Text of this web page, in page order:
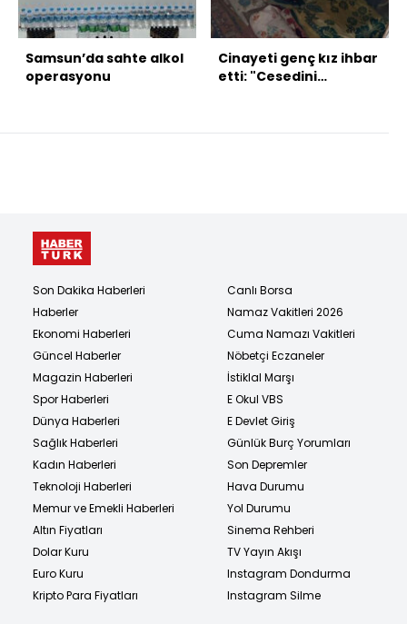
Samsun’da sahte alkol
operasyonu
Cinayeti genç kız ihbar
etti: "Cesedini
Son Dakika Haberleri
Haberler
Ekonomi Haberleri
Güncel Haberler
Magazin Haberleri
Spor Haberleri
Dünya Haberleri
Sağlık Haberleri
Kadın Haberleri
Teknoloji Haberleri
Memur ve Emekli Haberleri
Altın Fiyatları
Dolar Kuru
Euro Kuru
Kripto Para Fiyatları
Canlı Borsa
Namaz Vakitleri 2026
Cuma Namazı Vakitleri
Nöbetçi Eczaneler
İstiklal Marşı
E Okul VBS
E Devlet Giriş
Günlük Burç Yorumları
Son Depremler
Hava Durumu
Yol Durumu
Sinema Rehberi
TV Yayın Akışı
Instagram Dondurma
Instagram Silme